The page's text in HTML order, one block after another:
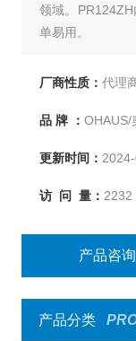
领域。
单易用。
厂商性质： 代理
品 牌 ： OHAUS/
更新时间：
访 问 量： 2232
产品咨询
产品分类